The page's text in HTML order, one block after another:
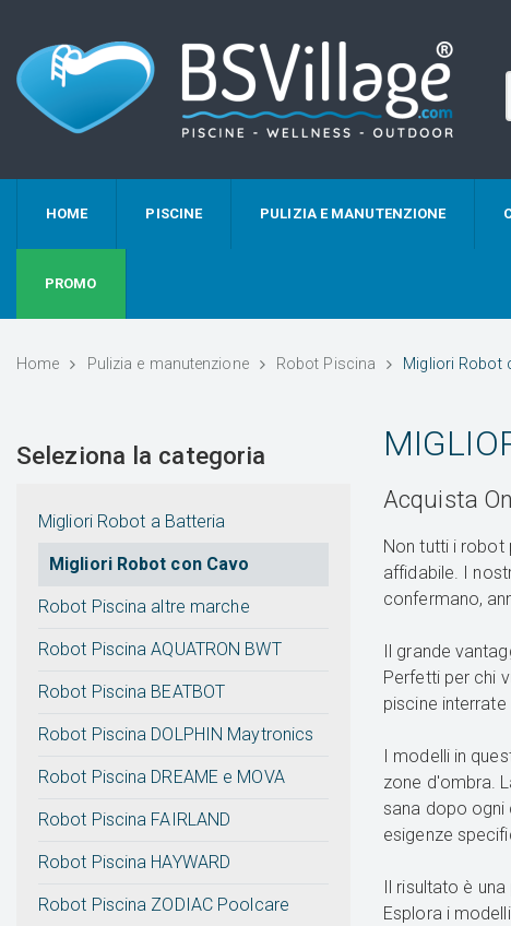
HOME PISCINE PULIZIA E MANUTENZIONE
PROMO
Home Pulizia e manutenzione Robot Piscina Migliori Robot
Acquista
Non tutti i robot
affidabile. I
confermano,
Il grande
Perfetti per chi
piscine
I modelli in
zone d'ombra.
sana dopo ogni
esigenze
Il risultato è
Esplora i
Seleziona la categoria
Migliori Robot a Batteria
Migliori Robot con Cavo
Robot Piscina altre marche
Robot Piscina AQUATRON BWT
Robot Piscina BEATBOT
Robot Piscina DOLPHIN Maytronics
Robot Piscina DREAME e MOVA
Robot Piscina FAIRLAND
Robot Piscina HAYWARD
Robot Piscina ZODIAC Poolcare